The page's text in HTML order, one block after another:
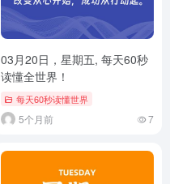
03月20日，星期五, 每天60秒
读懂全世界！
每天60秒读懂世界
5个月前 7